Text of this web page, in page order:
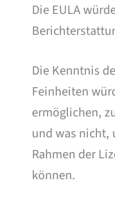
Die EULA
Die Kenntnis
Feinheiten
ermöglichen,
und was nicht,
Rahmen der
können.